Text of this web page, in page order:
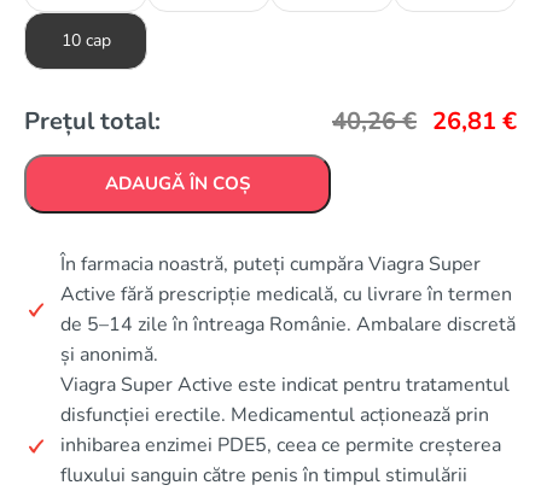
10 cap
Prețul total: 40,26€ 26,81 €
ADAUGĂ ÎN COȘ
În farmacia noastră, puteți cumpăra Viagra Super
Active fără prescripție medicală, cu livrare în termen
de 5–14 zile în întreaga Românie. Ambalare discretă
și anonimă.
Viagra Super Active este indicat pentru tratamentul
disfuncției erectile. Medicamentul acționează prin
inhibarea enzimei PDE5, ceea ce permite creșterea
fluxului sanguin către penis în timpul stimulării